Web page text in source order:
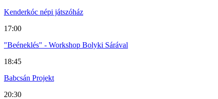
Kenderkóc népi játszóház
17:00
"Beéneklés" - Workshop Bolyki Sárával
18:45
Babcsán Projekt
20:30